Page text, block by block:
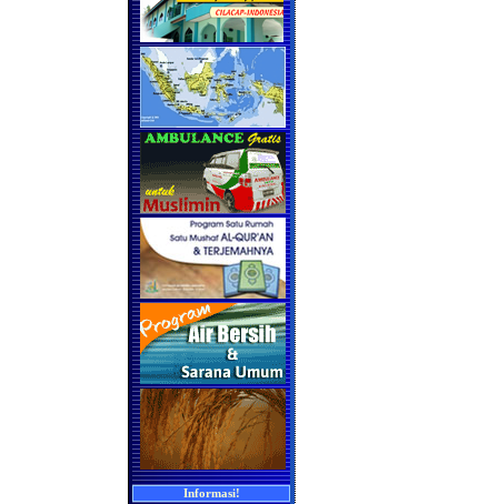
Informasi!